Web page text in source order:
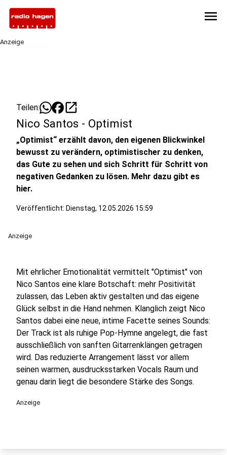
menu
Anzeige
Teilen: open_in_new
Nico Santos - Optimist
„Optimist“ erzählt davon, den eigenen Blickwinkel
bewusst zu verändern, optimistischer zu denken,
das Gute zu sehen und sich Schritt für Schritt von
negativen Gedanken zu lösen. Mehr dazu gibt es
hier.
Veröffentlicht: Dienstag, 12.05.2026 15:59
Anzeige
Mit ehrlicher Emotionalität vermittelt "Optimist" von
Nico Santos eine klare Botschaft: mehr Positivität
zulassen, das Leben aktiv gestalten und das eigene
Glück selbst in die Hand nehmen. Klanglich zeigt Nico
Santos dabei eine neue, intime Facette seines Sounds:
Der Track ist als ruhige Pop-Hymne angelegt, die fast
ausschließlich von sanften Gitarrenklängen getragen
wird. Das reduzierte Arrangement lässt vor allem
seinen warmen, ausdrucksstarken Vocals Raum und
genau darin liegt die besondere Stärke des Songs.
Anzeige